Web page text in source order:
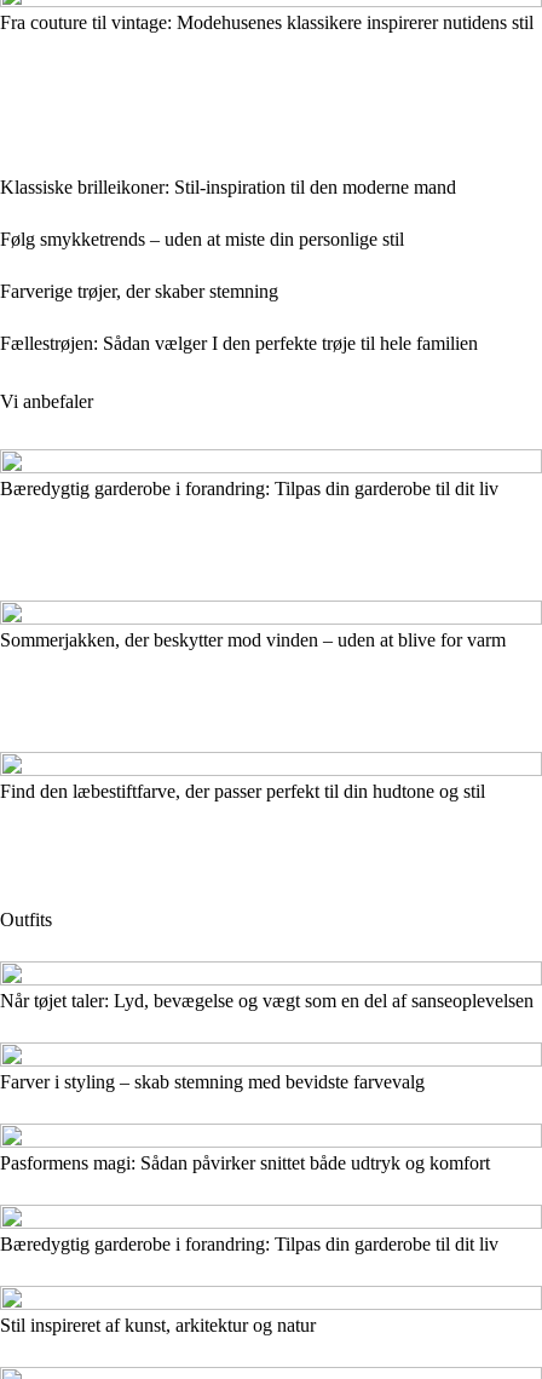
Fra couture til vintage: Modehusenes klassikere inspirerer nutidens stil
Klassiske brilleikoner: Stil-inspiration til den moderne mand
Følg smykketrends – uden at miste din personlige stil
Farverige trøjer, der skaber stemning
Fællestrøjen: Sådan vælger I den perfekte trøje til hele familien
Vi anbefaler
Bæredygtig garderobe i forandring: Tilpas din garderobe til dit liv
Sommerjakken, der beskytter mod vinden – uden at blive for varm
Find den læbestiftfarve, der passer perfekt til din hudtone og stil
Outfits
Når tøjet taler: Lyd, bevægelse og vægt som en del af sanseoplevelsen
Farver i styling – skab stemning med bevidste farvevalg
Pasformens magi: Sådan påvirker snittet både udtryk og komfort
Bæredygtig garderobe i forandring: Tilpas din garderobe til dit liv
Stil inspireret af kunst, arkitektur og natur